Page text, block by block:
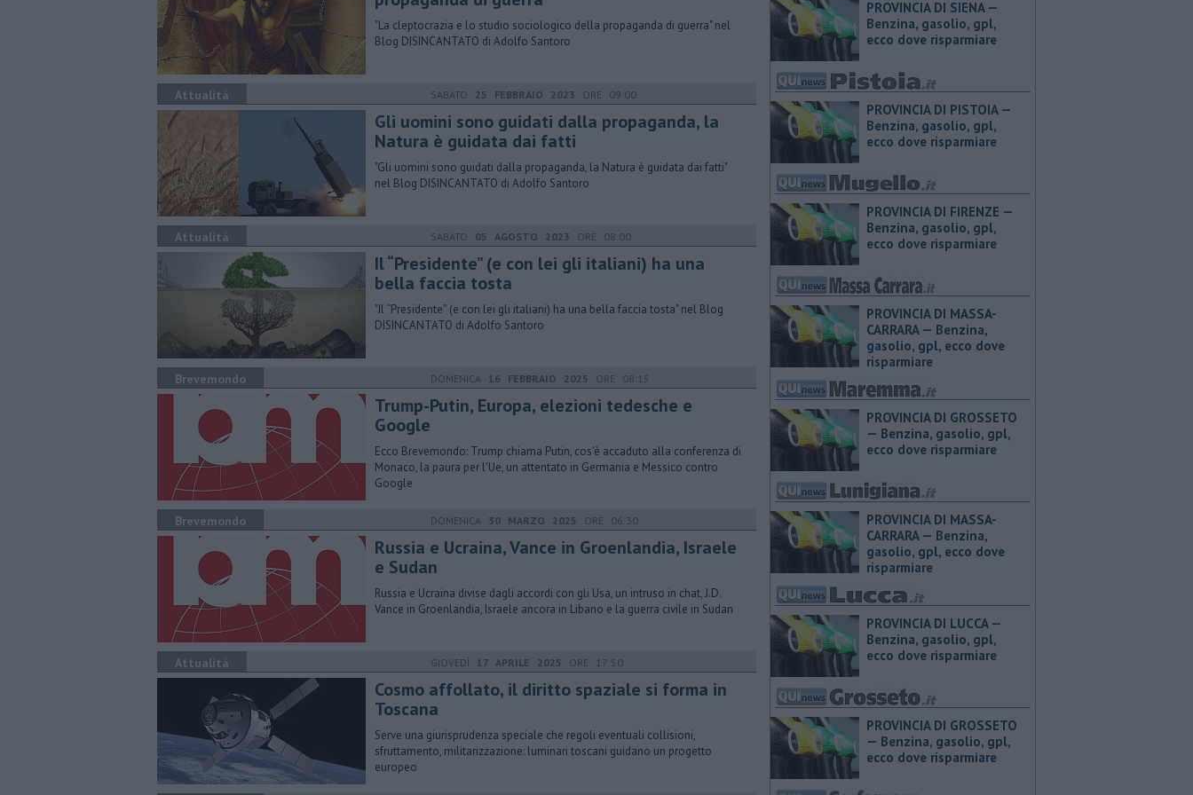
​"La cleptocrazia e lo studio sociologico della propaganda di guerra" nel
Blog DISINCANTATO di Adolfo Santoro
Attualità SABATO 25 FEBBRAIO 2023 ORE 09:00
​Gli uomini sono guidati dalla propaganda, la
Natura è guidata dai fatti
"​Gli uomini sono guidati dalla propaganda, la Natura è guidata dai fatti"
nel Blog DISINCANTATO di Adolfo Santoro
Attualità SABATO 05 AGOSTO 2023 ORE 08:00
​Il “Presidente” (e con lei gli italiani) ha una
bella faccia tosta
"​Il “Presidente” (e con lei gli italiani) ha una bella faccia tosta" nel Blog
DISINCANTATO di Adolfo Santoro
Brevemondo DOMENICA 16 FEBBRAIO 2025 ORE 08:15
Trump-Putin, Europa, elezioni tedesche e
Google
Ecco Brevemondo: Trump chiama Putin, cos'è accaduto alla conferenza di
Monaco, la paura per l'Ue, un attentato in Germania e Messico contro
Google
Brevemondo DOMENICA 30 MARZO 2025 ORE 06:30
Russia e Ucraina, Vance in Groenlandia, Israele
e Sudan
Russia e Ucraina divise dagli accordi con gli Usa, un intruso in chat, J.D.
Vance in Groenlandia, Israele ancora in Libano e la guerra civile in Sudan
Attualità GIOVEDÌ 17 APRILE 2025 ORE 17:50
Cosmo affollato, il diritto spaziale si forma in
Toscana
Serve una giurisprudenza speciale che regoli eventuali collisioni,
sfruttamento, militarizzazione: luminari toscani guidano un progetto
europeo
PROVINCIA DI SIENA — ​
Benzina, gasolio, gpl,
ecco dove risparmiare
PROVINCIA DI PISTOIA — ​
Benzina, gasolio, gpl,
ecco dove risparmiare
PROVINCIA DI FIRENZE — ​
Benzina, gasolio, gpl,
ecco dove risparmiare
PROVINCIA DI MASSA-
CARRARA — ​Benzina,
gasolio, gpl, ecco dove
risparmiare
PROVINCIA DI GROSSETO
— ​Benzina, gasolio, gpl,
ecco dove risparmiare
PROVINCIA DI MASSA-
CARRARA — ​Benzina,
gasolio, gpl, ecco dove
risparmiare
PROVINCIA DI LUCCA — ​
Benzina, gasolio, gpl,
ecco dove risparmiare
PROVINCIA DI GROSSETO
— ​Benzina, gasolio, gpl,
ecco dove risparmiare